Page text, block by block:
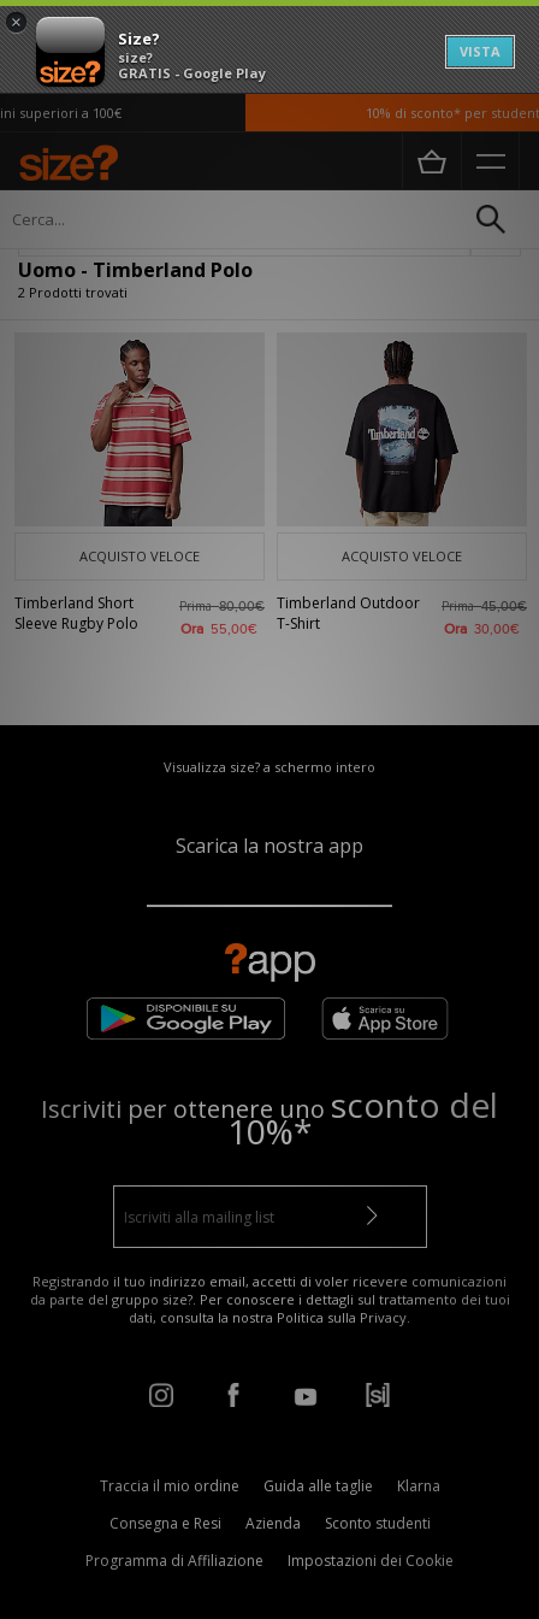
×
Size?
size?
GRATIS - Google Play
VISTA
superiori a 100€ 10% di sconto* per
Home Uomo
Uomo - Timberland Polo
2 Prodotti trovati
ACQUISTO VELOCE
Timberland Short
Sleeve Rugby Polo
Prima80,00€
Ora 55,00€
ACQUISTO VELOCE
Timberland Outdoor
T-Shirt
Prima45,00€
Ora 30,00€
Visualizza size? a schermo intero
Scarica la nostra app
Iscriviti per ottenere uno sconto del
10%*
Registrando il tuo indirizzo email, accetti di voler ricevere comunicazioni
da parte del gruppo size?. Per conoscere i dettagli sul trattamento dei tuoi
dati, consulta la nostra Politica sulla Privacy.
Traccia il mio ordine Guida alle taglie
Klarna
Consegna e Resi
Azienda
Sconto studenti
Programma di Affiliazione
Impostazioni dei Cookie